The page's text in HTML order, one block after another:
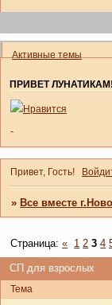
Активные темы
ПРИВЕТ ЛУНАТИКАМ!
Нравится
-
Привет, Гость!
»Все вместе
СП для взрослых
Страница:« 1 2 3 4
Тема